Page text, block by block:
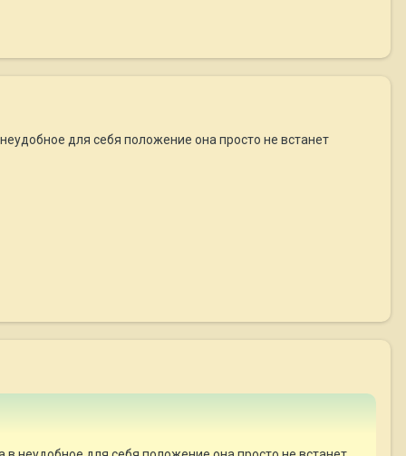
для себя положение она просто не встанет